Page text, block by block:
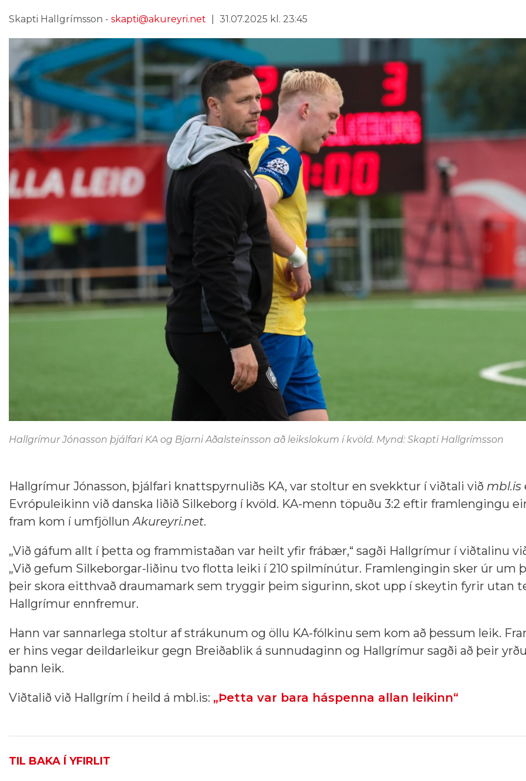
Skapti Hallgrímsson - skapti@akureyri.net 31.07.2025 kl. 23:45
Hallgrímur Jónasson þjálfari KA og Bjarni Aðalsteinsson að leikslokum í kvöld. Mynd: Skapti Hallgrímsson
Hallgrímur Jónasson, þjálfari knattspyrnuliðs KA, var stoltur en svekktur í viðtali við mbl.is
Evrópuleikinn við danska liðið Silkeborg í kvöld. KA-menn töpuðu 3:2 eftir framlengingu
fram kom í umfjöllunAkureyri.net.
„Við gáf­um allt í þetta og frammistaðan var heilt yfir frá­bær,“ sagði Hallgrímur í viðtalinu
„Við gef­um Sil­ke­borg­ar-liðinu tvo flotta leiki í 210 spilmín­út­ur. Fram­leng­ing­in sker úr um
þeir skora eitt­hvað drauma­mark sem trygg­ir þeim sig­ur­inn, skot upp í skeyt­in fyr­ir utan
Hallgrímur ennfremur.
Hann var sannarlega stoltur af strákunum og öllu KA-fólkinu sem kom að þessum leik.
er hins vegar deildarleikur gegn Breiðablik á sunnudaginn og Hallgrímur sagði að þeir
þann leik.
Viðtalið við Hallgrím í heild á mbl.is: „Þetta var bara háspenna allan leikinn“
TIL BAKA Í YFIRLIT